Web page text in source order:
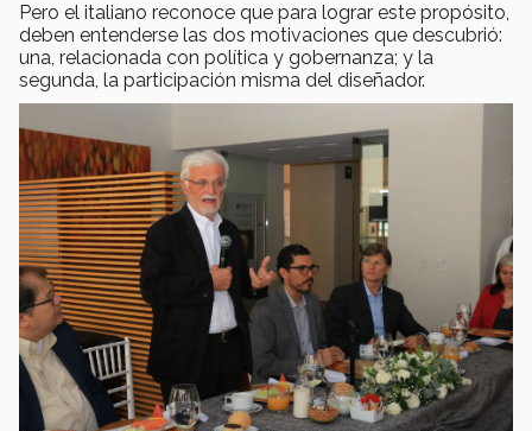
Pero el italiano reconoce que para lograr este propósito,
deben entenderse las dos motivaciones que descubrió:
una, relacionada con política y gobernanza; y la
segunda, la participación misma del diseñador.